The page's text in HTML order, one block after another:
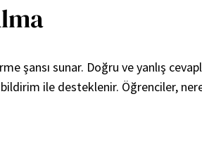
şansı sunar. Doğru ve yanlış
ile desteklenir. Öğrenciler,